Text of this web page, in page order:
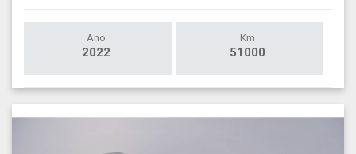
Ano
2022
Km
51000